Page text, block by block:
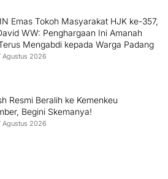
Emas Tokoh Masyarakat HJK ke-357,
WW: Penghargaan Ini Amanah
Mengabdi kepada Warga Padang
Agustus 2026
Resmi Beralih ke Kemenkeu
Begini Skemanya!
Agustus 2026